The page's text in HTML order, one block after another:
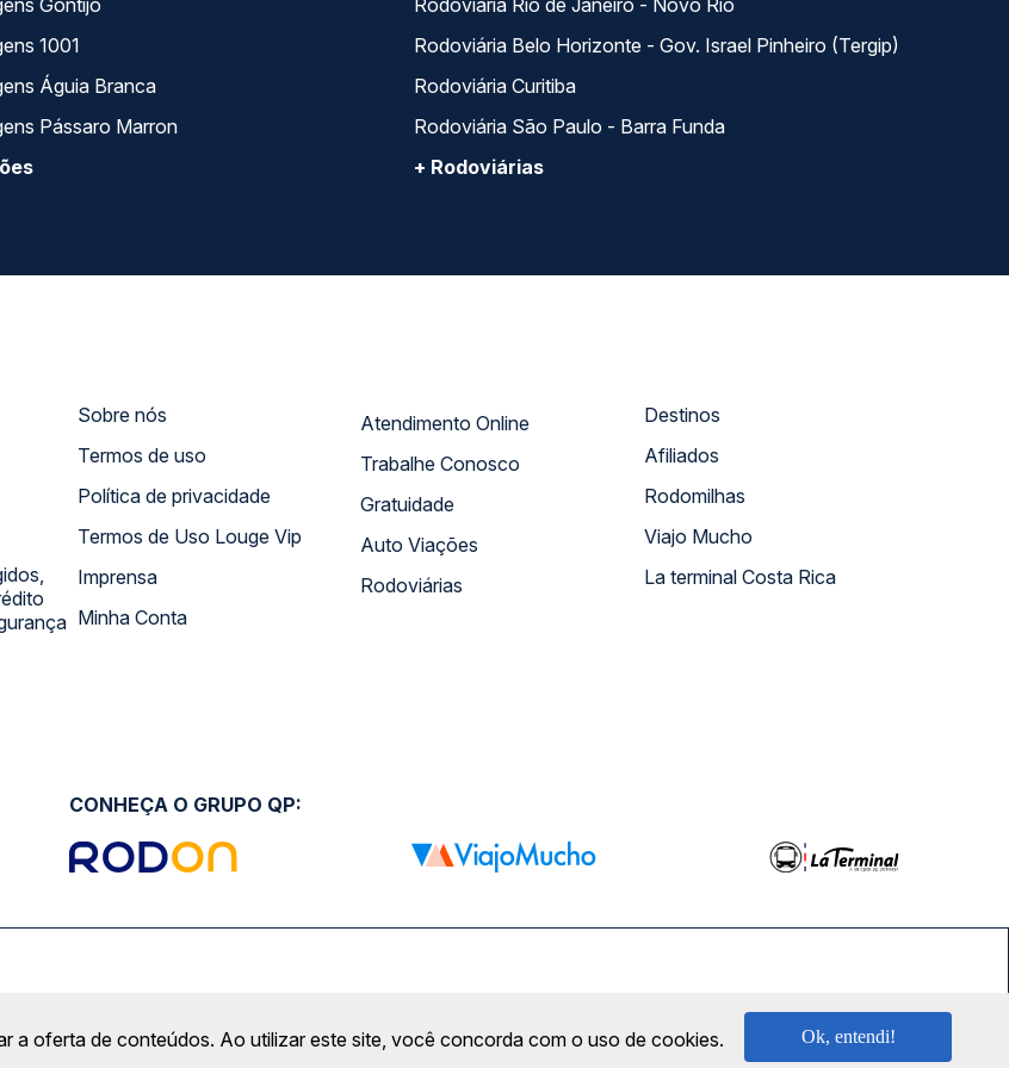
Gontijo
1001
Águia Branca
Pássaro Marron
Rodoviária Rio de Janeiro - Novo Rio
Rodoviária Belo Horizonte - Gov. Israel Pinheiro (Tergip)
Rodoviária Curitiba
Rodoviária São Paulo - Barra Funda
+ Rodoviárias
Sobre nós
Termos de uso
Política de privacidade
Termos de Uso Louge Vip
Imprensa
Minha Conta
Atendimento Online
Trabalhe Conosco
Gratuidade
Auto Viações
Rodoviárias
Destinos
Afiliados
Rodomilhas
Viajo Mucho
La terminal Costa Rica
CONHEÇA O GRUPO QP:
a oferta de conteúdos. Ao utilizar este site, você concorda com o uso de cookies.
Ok, entendi!